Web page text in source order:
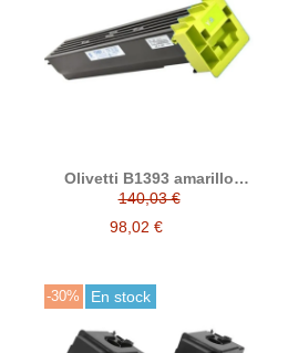
Olivetti B1393 amarillo
tóner compatible
140,03 €
98,02 €
-30% En stock